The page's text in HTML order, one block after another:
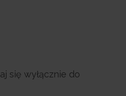
się wyłącznie do